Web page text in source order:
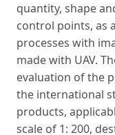
quantity, shape
control points, as
processes with
made with UAV.
evaluation of the
the international
products,
scale of 1: 200,